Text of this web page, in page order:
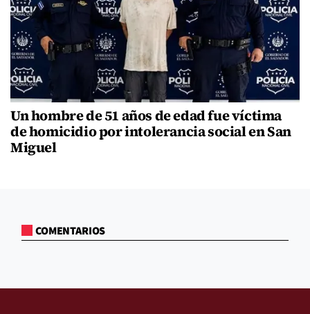
Un hombre de 51 años de edad fue víctima
de homicidio por intolerancia social en San
Miguel
COMENTARIOS